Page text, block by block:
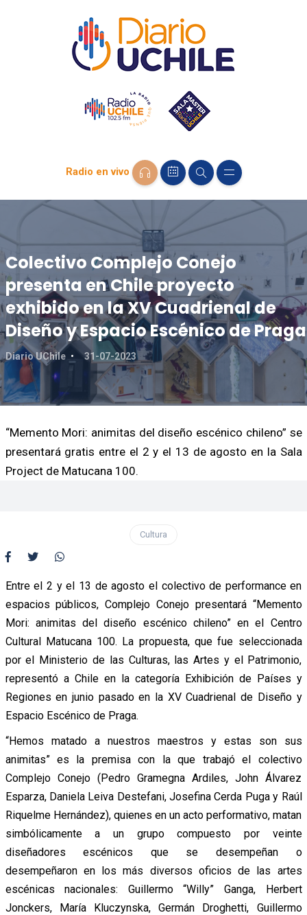
Radio en vivo
Colectivo Complejo Conejo
presenta en Chile proyecto
exhibido en la XV Cuadrienal de
Diseño y Espacio Escénico de Praga
Diario UChile 31-07-2023
“Memento Mori: animitas del diseño escénico chileno” se
presentará gratis entre el 2 y el 13 de agosto en la Sala
Project de Matucana 100.
Cultura
Entre el 2 y el 13 de agosto el colectivo de performance en
espacios públicos, Complejo Conejo presentará “Memento
Mori: animitas del diseño escénico chileno” en el Centro
Cultural Matucana 100. La propuesta, que fue seleccionada
por el Ministerio de las Culturas, las Artes y el Patrimonio,
representó a Chile en la categoría Exhibición de Países y
Regiones en junio pasado en la XV Cuadrienal de Diseño y
Espacio Escénico de Praga.
“Hemos matado a nuestros maestros y estas son sus
animitas” es la premisa con la que trabajó el colectivo
Complejo Conejo (Pedro Gramegna Ardiles, John Álvarez
Esparza, Daniela Leiva Destefani, Josefina Cerda Puga y Raúl
Riquelme Hernández), quienes en un acto performativo, matan
simbólicamente a un grupo compuesto por veinte
diseñadores escénicos que se desempeñan o
desempeñaron en los más diversos oficios de las artes
escénicas nacionales: Guillermo “Willy” Ganga, Herbert
Jonckers, María Kluczynska, Germán Droghetti, Guillermo